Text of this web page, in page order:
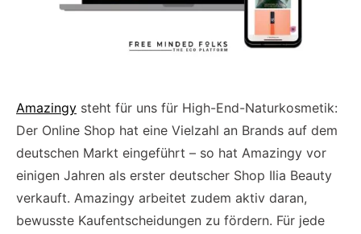
Amazingy steht für uns für High-End-Naturkosmetik:
Der Online Shop hat eine Vielzahl an Brands auf dem
deutschen Markt eingeführt – so hat Amazingy vor
einigen Jahren als erster deutscher Shop Ilia Beauty
verkauft. Amazingy arbeitet zudem aktiv daran,
bewusste Kaufentscheidungen zu fördern. Für jede